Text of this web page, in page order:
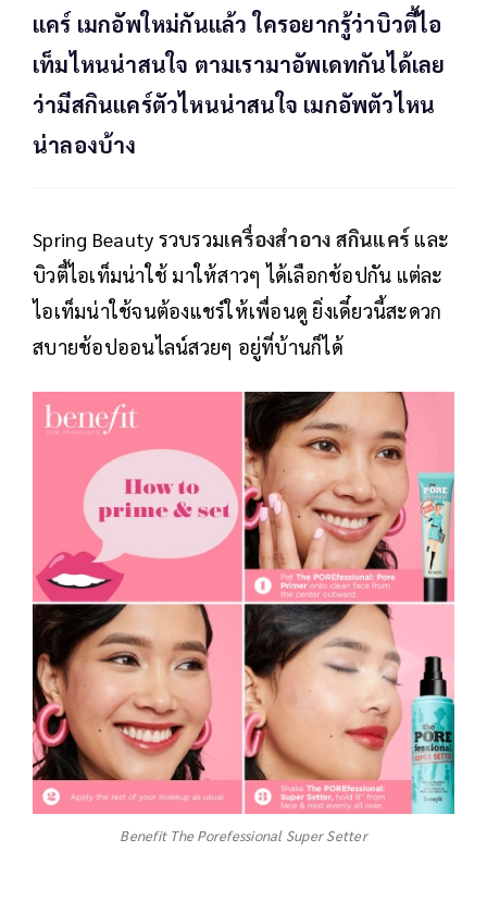
แคร์ เมกอัพใหม่กันแล้ว ใครอยากรู้ว่าบิวตี้ไอ
เท็มไหนน่าสนใจ ตามเรามาอัพเดทกันได้เลย
ว่ามีสกินแคร์ตัวไหนน่าสนใจ เมกอัพตัวไหน
น่าลองบ้าง
Spring Beauty รวบรวมเครื่องสำอาง สกินแคร์ และ
บิวตี้ไอเท็มน่าใช้ มาให้สาวๆ ได้เลือกช้อปกัน แต่ละ
ไอเท็มน่าใช้จนต้องแชร์ให้เพื่อนดู ยิ่งเดี๋ยวนี้สะดวก
สบายช้อปออนไลน์สวยๆ อยู่ที่บ้านก็ได้
Benefit The Porefessional Super Setter